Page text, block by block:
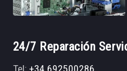
24/7 Reparación
Tel:+34 692500286